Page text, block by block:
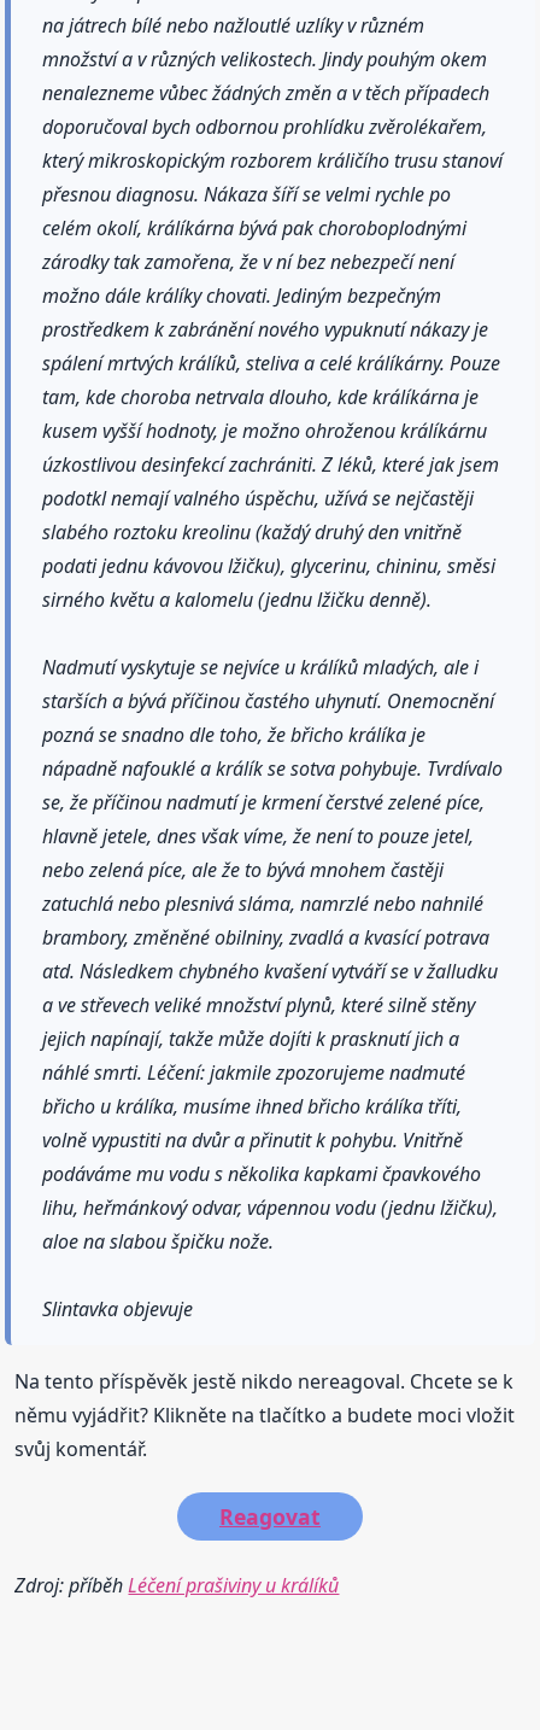
na játrech bílé nebo nažloutlé uzlíky v různém
množství a v různých velikostech. Jindy pouhým okem
nenalezneme vůbec žádných změn a v těch případech
doporučoval bych odbornou prohlídku zvěrolékařem,
který mikroskopickým rozborem králičího trusu stanoví
přesnou diagnosu. Nákaza šíří se velmi rychle po
celém okolí, králíkárna bývá pak choroboplodnými
zárodky tak zamořena, že v ní bez nebezpečí není
možno dále králíky chovati. Jediným bezpečným
prostředkem k zabránění nového vypuknutí nákazy je
spálení mrtvých králíků, steliva a celé králíkárny. Pouze
tam, kde choroba netrvala dlouho, kde králíkárna je
kusem vyšší hodnoty, je možno ohroženou králíkárnu
úzkostlivou desinfekcí zachrániti. Z léků, které jak jsem
podotkl nemají valného úspěchu, užívá se nejčastěji
slabého roztoku kreolinu (každý druhý den vnitřně
podati jednu kávovou lžičku), glycerinu, chininu, směsi
sirného květu a kalomelu (jednu lžičku denně).
Nadmutí vyskytuje se nejvíce u králíků mladých, ale i
starších a bývá příčinou častého uhynutí. Onemocnění
pozná se snadno dle toho, že břicho králíka je
nápadně nafouklé a králík se sotva pohybuje. Tvrdívalo
se, že příčinou nadmutí je krmení čerstvé zelené píce,
hlavně jetele, dnes však víme, že není to pouze jetel,
nebo zelená píce, ale že to bývá mnohem častěji
zatuchlá nebo plesnivá sláma, namrzlé nebo nahnilé
brambory, změněné obilniny, zvadlá a kvasící potrava
atd. Následkem chybného kvašení vytváří se v žalludku
a ve střevech veliké množství plynů, které silně stěny
jejich napínají, takže může dojíti k prasknutí jich a
náhlé smrti. Léčení: jakmile zpozorujeme nadmuté
břicho u králíka, musíme ihned břicho králíka tříti,
volně vypustiti na dvůr a přinutit k pohybu. Vnitřně
podáváme mu vodu s několika kapkami čpavkového
lihu, heřmánkový odvar, vápennou vodu (jednu lžičku),
aloe na slabou špičku nože.
Slintavka objevuje
Na tento příspěvěk jestě nikdo nereagoval. Chcete se k
němu vyjádřit? Klikněte na tlačítko a budete moci vložit
svůj komentář.
Reagovat
Zdroj: příběhLéčení prašiviny u králíků